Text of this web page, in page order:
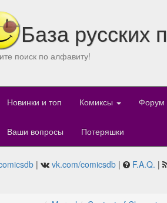
База русских
поиск по алфавиту!
Новинки и топ Комиксы Форум
Ваши вопросы Потеряшки
| vk.com/comicsdb | F.A.Q. |